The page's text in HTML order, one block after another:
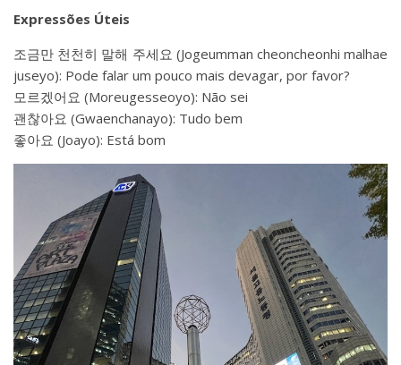
Expressões Úteis
조금만 천천히 말해 주세요 (Jogeumman cheoncheonhi malhae
juseyo): Pode falar um pouco mais devagar, por favor?
모르겠어요 (Moreugesseoyo): Não sei
괜찮아요 (Gwaenchanayo): Tudo bem
좋아요 (Joayo): Está bom